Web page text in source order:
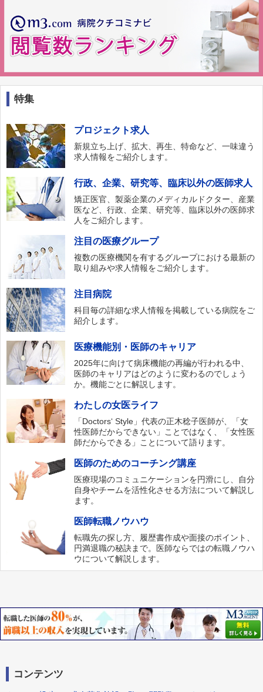
特集
プロジェクト求人
新規立ち上げ、拡大、再生、特命など、一味違う
求人情報をご紹介します。
行政、企業、研究等、臨床以外の医師求人
矯正医官、製薬企業のメディカルドクター、産業
医など、行政、企業、研究等、臨床以外の医師求
人をご紹介します。
注目の医療グループ
複数の医療機関を有するグループにおける最新の
取り組みや求人情報をご紹介します。
注目病院
科目毎の詳細な求人情報を掲載している病院をご
紹介します。
医療機能別・医師のキャリア
2025年に向けて病床機能の再編が行われる中、
医師のキャリアはどのように変わるのでしょう
か。機能ごとに解説します。
わたしの女医ライフ
「Doctors‘ Style」代表の正木稔子医師が、「女
性医師だからできない」ことではなく、「女性医
師だからできる」ことについて語ります。
医師のためのコーチング講座
医療現場のコミュニケーションを円滑にし、自分
自身やチームを活性化させる方法について解説し
ます。
医師転職ノウハウ
転職先の探し方、履歴書作成や面接のポイント、
円満退職の秘訣まで。医師ならではの転職ノウハ
ウについて解説します。
コンテンツ